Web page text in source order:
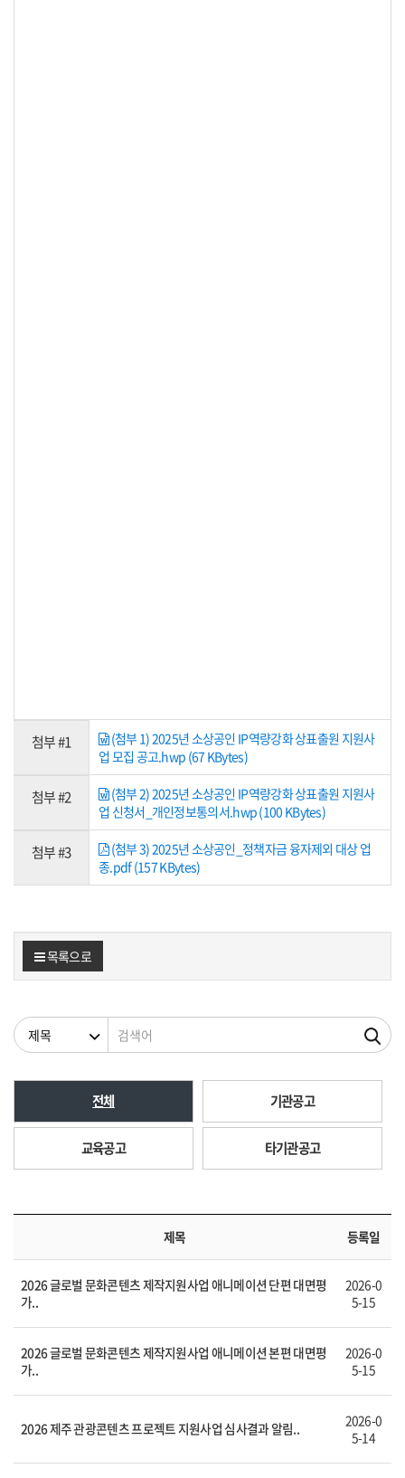
첨부 #1
(첨부 1) 2025년 소상공인 IP역량강화 상표출원 지원사
업 모집 공고.hwp (67 KBytes)
첨부 #2
(첨부 2) 2025년 소상공인 IP역량강화 상표출원 지원사
업 신청서_개인정보통의서.hwp (100 KBytes)
첨부 #3
(첨부 3) 2025년 소상공인_정책자금 융자제외 대상 업
종.pdf (157 KBytes)
목록으로
검색조건 검색어
전체 기관공고
교육공고 타기관공고
제목 등록일
2026 글로벌 문화콘텐츠 제작지원사업 애니메이션 단편 대면평
가..
2026-0
5-15
2026 글로벌 문화콘텐츠 제작지원사업 애니메이션 본편 대면평
가..
2026-0
5-15
2026 제주 관광콘텐츠 프로젝트 지원사업 심사결과 알림..
2026-0
5-14